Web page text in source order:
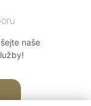
naše